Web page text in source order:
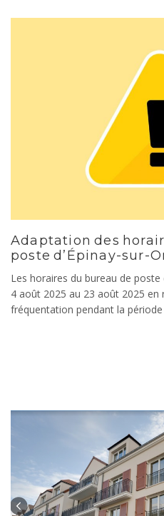
Adaptation des
poste d’Épinay-sur-
Les horaires du bureau de
4 août 2025 au 23 août 2025 en
fréquentation pendant la